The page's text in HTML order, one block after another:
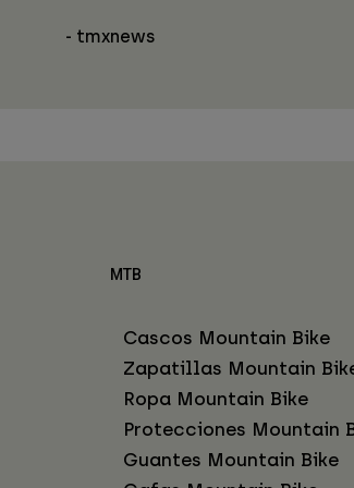
- tmxnews
MTB
Cascos Mountain Bike
Zapatillas Mountain
Ropa Mountain Bike
Protecciones Mountain
Guantes Mountain Bike